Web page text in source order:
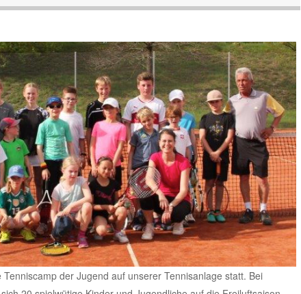
der Jugend auf unserer Tennisanlage statt. Bei